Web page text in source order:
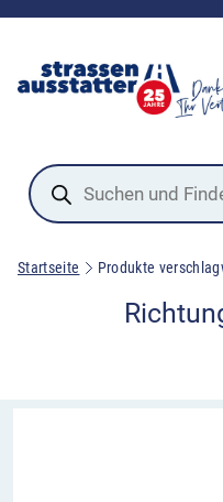
Products
search
Startseite Produkte